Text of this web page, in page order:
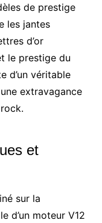
de prestige
les jantes
d’or
le prestige du
d’un véritable
extravagance
et
sur la
d’un moteur V12